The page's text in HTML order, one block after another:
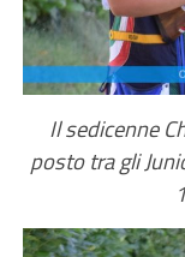
Il sedicenne
posto tra gli